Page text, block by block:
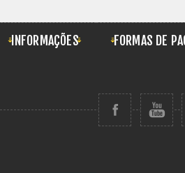
INFORMAÇÕES FORMAS DE